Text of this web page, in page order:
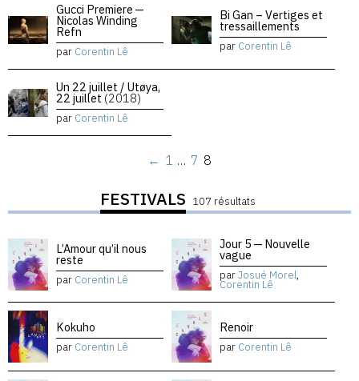
Gucci Premiere —
Nicolas Winding
Refn
par Corentin Lê
Bi Gan – Vertiges et
tressaillements
par Corentin Lê
Un 22 juillet / Utøya,
22 juillet (2018)
par Corentin Lê
← 1 … 7 8
FESTIVALS 107 résultats
L’Amour qu’il nous
reste
par Corentin Lê
Jour 5 — Nouvelle
vague
parJosué Morel,
Corentin Lê
Kokuho
par Corentin Lê
Renoir
par Corentin Lê